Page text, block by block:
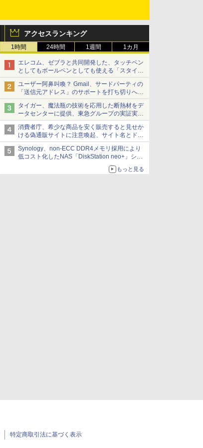
アクセスランキング
1時間 24時間 1週間 1カ月
エレコム、ゼブラと共同開発した、タッチペン
としてもボールペンとしても使える「スタイラ
スツーウェイ」発売 iPadにも紙にも、持ち替
えずに書き込める
ユーザー阿鼻叫喚？ Gmail、サードパーティの
「送信元アドレス」のサポートを打ち切りへ
【やじうまWatch】
タイガー、魔法瓶の技術を応用した断熱材をデ
ータセンターに提供、東急グループの実証実験
で 「ステンレス密封真空断熱パネル TIVIP」
消費者庁、希少な商品を安く販売すると見せか
ける偽通販サイトに注意喚起、サイト名とドメ
イン名を公表
Synology、non-ECC DDR4メモリ採用により
低コスト化したNAS「DiskStation neo+」シリ
ーズ 予算を抑えて導入でき、ECCメモリへの
もっと見る
特定商取引法に基づく表示